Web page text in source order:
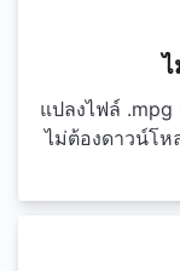
แปลงไฟล์
ไม่ต้องดาวน์โ